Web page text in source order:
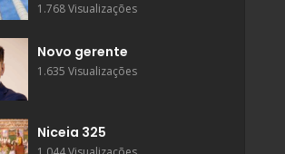
1.768 Visualizações
Novo gerente
1.635 Visualizações
Niceia 325